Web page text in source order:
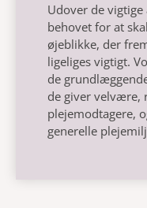
Udover de
behovet for at
øjeblikke, der
ligeliges vigtigt.
de
de giver velvære,
plejemodtagere,
generelle